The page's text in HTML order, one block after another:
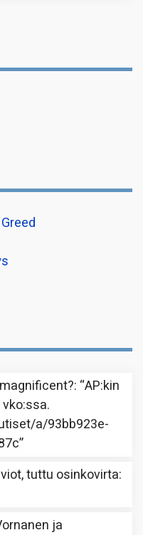
: “AP:kin
a/93bb923e-
”
tuttu osinkovirta:
ja